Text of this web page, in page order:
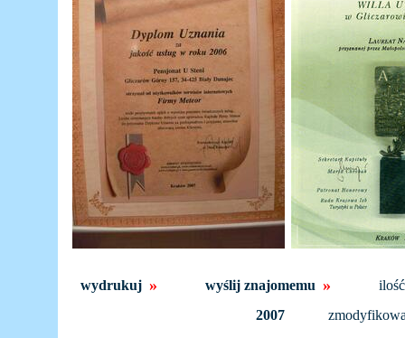
wydrukuj » wyślij znajomemu »
2007